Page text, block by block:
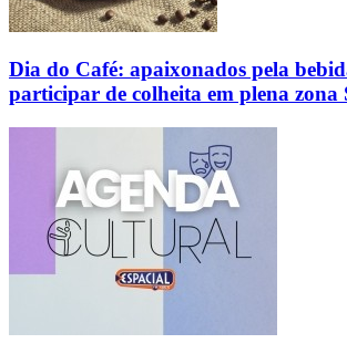
Dia do Café: apaixonados pela
participar de colheita em plena zona